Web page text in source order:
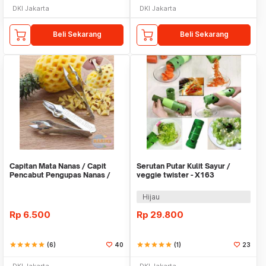
DKI Jakarta
Beli Sekarang
DKI Jakarta
Beli Sekarang
Capitan Mata Nanas / Capit
Pencabut Pengupas Nanas /
Rp 6.500
starstarstarstarstar (6) 40
Serutan Putar Kulit Sayur /
veggie twister - X163
Hijau
Rp 29.800
starstarstarstarstar (1) 23